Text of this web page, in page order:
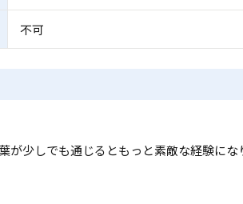
不可
が少しでも通じるともっと素敵な経験に